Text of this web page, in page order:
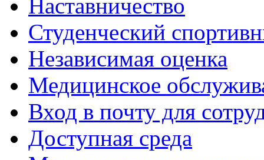
Наставничество
Студенческий
Независимая оценка
Медицинское
Вход в почту для
Доступная среда